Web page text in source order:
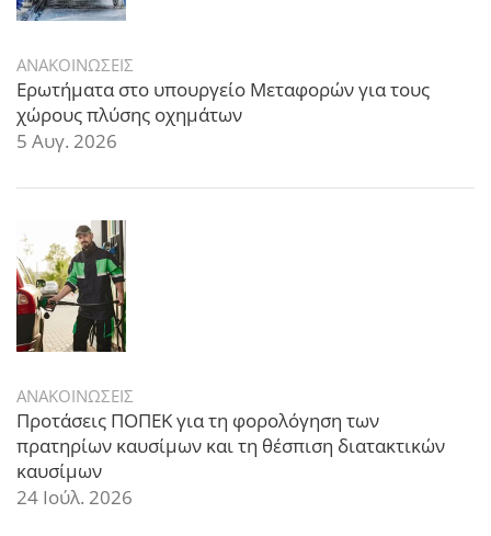
ΑΝΑΚΟΙΝΩΣΕΙΣ
Ερωτήματα στο υπουργείο Μεταφορών για τους
χώρους πλύσης οχημάτων
5 Αυγ. 2026
ΑΝΑΚΟΙΝΩΣΕΙΣ
Προτάσεις ΠΟΠΕΚ για τη φορολόγηση των
πρατηρίων καυσίμων και τη θέσπιση διατακτικών
καυσίμων
24 Ιούλ. 2026